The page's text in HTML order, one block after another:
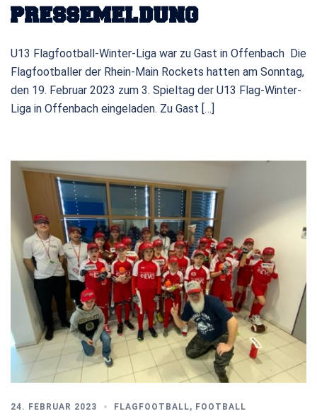
PRESSEMELDUNG
U13 Flagfootball-Winter-Liga war zu Gast in Offenbach Die
Flagfootballer der Rhein-Main Rockets hatten am Sonntag,
den 19. Februar 2023 zum 3. Spieltag der U13 Flag-Winter-
Liga in Offenbach eingeladen. Zu Gast […]
24. FEBRUAR 2023 FLAGFOOTBALL, FOOTBALL